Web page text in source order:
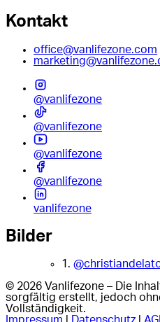
Kontakt
office@vanlifezone.com
@vanlifezone
@vanlifezone
@vanlifezone
@vanlifezone
vanlifezone
Bilder
1.
© 2026 Vanlifezone – Die
sorgfältig erstellt, jedoch
Vollständigkeit.